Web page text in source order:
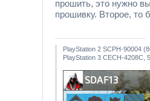
прошить, это нужно
прошивку. Второе, то
PlayStation 2 SCPH-90004
PlayStation 3 CECH-4208C,